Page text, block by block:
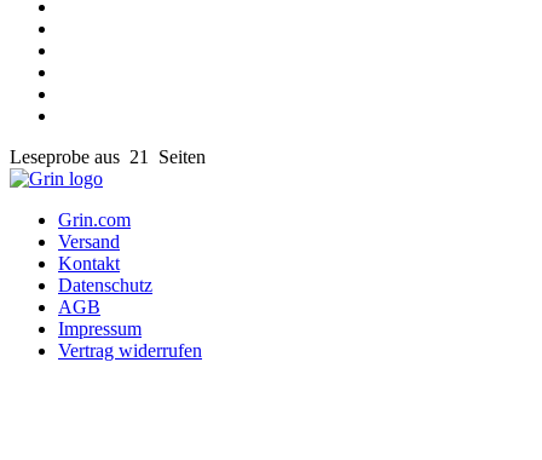
Leseprobe aus 21 Seiten
Grin.com
Versand
Kontakt
Datenschutz
AGB
Impressum
Vertrag widerrufen